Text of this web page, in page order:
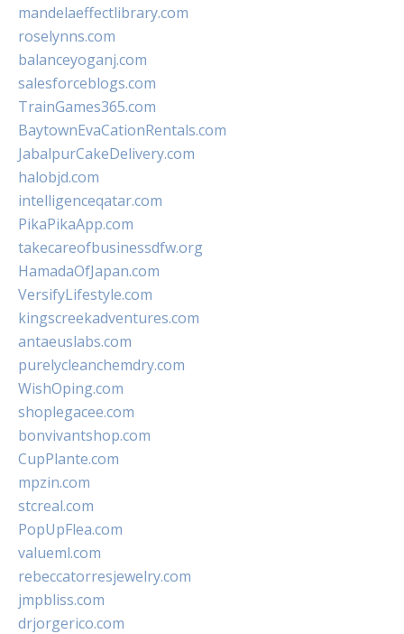
mandelaeffectlibrary.com
roselynns.com
balanceyoganj.com
salesforceblogs.com
TrainGames365.com
BaytownEvaCationRentals.com
JabalpurCakeDelivery.com
halobjd.com
intelligenceqatar.com
PikaPikaApp.com
takecareofbusinessdfw.org
HamadaOfJapan.com
VersifyLifestyle.com
kingscreekadventures.com
antaeuslabs.com
purelycleanchemdry.com
WishOping.com
shoplegacee.com
bonvivantshop.com
CupPlante.com
mpzin.com
stcreal.com
PopUpFlea.com
valueml.com
rebeccatorresjewelry.com
jmpbliss.com
drjorgerico.com